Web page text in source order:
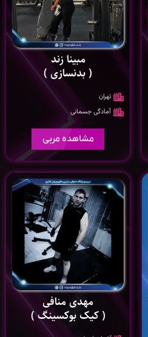
مبینا زند
( بدنسازی )
تهران
آمادگی جسمانی
مشاهده مربی
مهدی منافی
( کیک بوکسینگ )